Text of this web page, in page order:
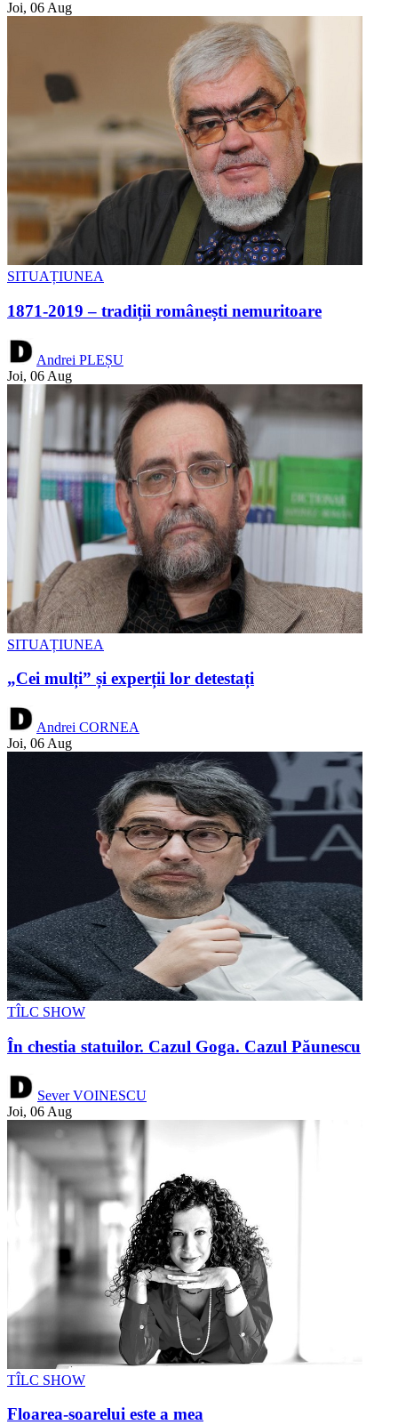
Joi, 06 Aug
SITUAȚIUNEA
1871-2019 – tradiții românești nemuritoare
Andrei PLEȘU
Joi, 06 Aug
SITUAȚIUNEA
„Cei mulți” și experții lor detestați
Andrei CORNEA
Joi, 06 Aug
TÎLC SHOW
În chestia statuilor. Cazul Goga. Cazul Păunescu
Sever VOINESCU
Joi, 06 Aug
TÎLC SHOW
Floarea-soarelui este a mea